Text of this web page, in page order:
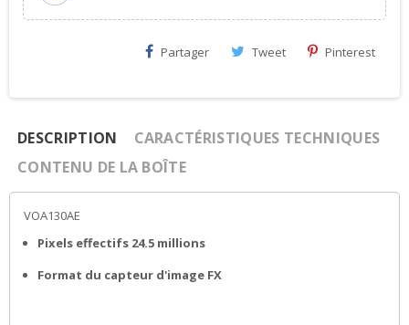
Partager Tweet Pinterest
DESCRIPTION
CARACTÉRISTIQUES TECHNIQUES
CONTENU DE LA BOÎTE
VOA130AE
Pixels effectifs 24.5 millions
Format du capteur d'image FX